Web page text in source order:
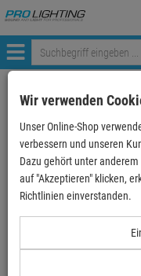
Menü
Weiter einkaufen
MAGIC FX Slowfall
MAGIC FX
Multicolour
Wir verwenden
Unser Online-Shop
verbessern und unseren
Dazu gehört unter
auf "Akzeptieren" klicken,
Richtlinien einverstanden.